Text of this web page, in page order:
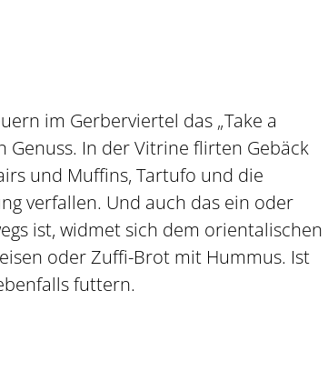
im Gerberviertel das „Take a
Genuss. In der Vitrine flirten Gebäck
und Muffins, Tartufo und die
verfallen. Und auch das ein oder
ist, widmet sich dem orientalischen
oder Zuffi-Brot mit Hummus. Ist
futtern.